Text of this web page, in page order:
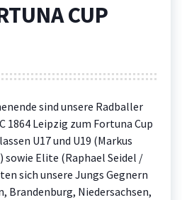
CUP
sind unsere Radballer
1864 Leipzig zum Fortuna Cup
U17 und U19 (Markus
sowie Elite (Raphael Seidel /
sich unsere Jungs Gegnern
Brandenburg, Niedersachsen,